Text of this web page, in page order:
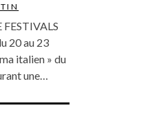
20 au 23
italien » du
une…